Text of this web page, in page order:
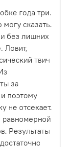
года три.
сказать.
без лишних
Ловит,
твич
за
поэтому
не отсекает.
равномерной
Результаты